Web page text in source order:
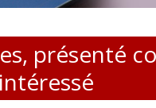
présenté